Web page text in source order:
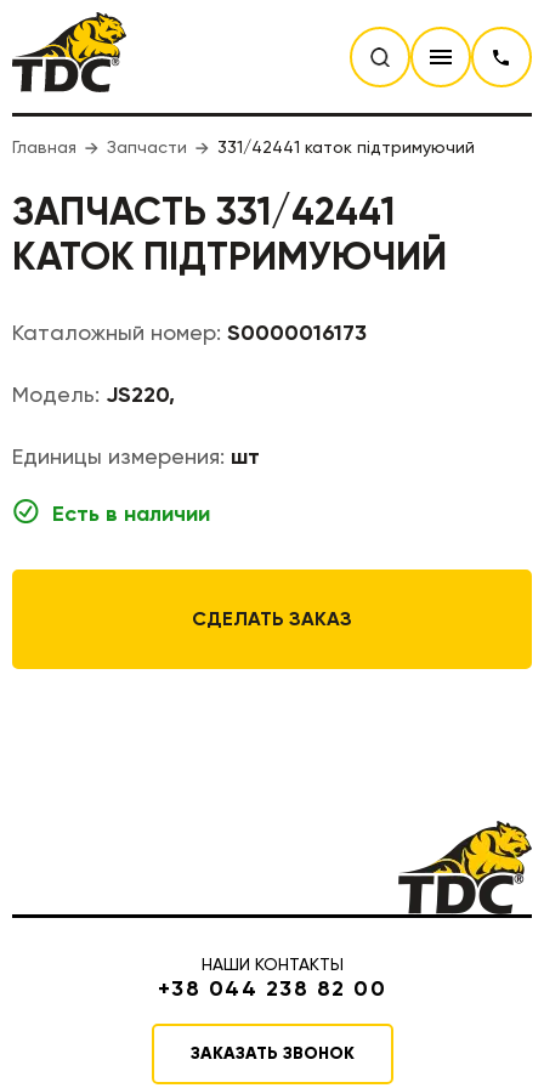
Главная Запчасти 331/42441 каток підтримуючий
ЗАПЧАСТЬ 331/42441
КАТОК ПІДТРИМУЮЧИЙ
Каталожный номер: S0000016173
Модель: JS220,
Единицы измерения: шт
Есть в наличии
СДЕЛАТЬ ЗАКАЗ
НАШИ КОНТАКТЫ
+38 044 238 82 00
ЗАКАЗАТЬ ЗВОНОК